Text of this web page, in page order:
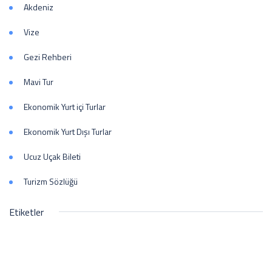
Akdeniz
Vize
Gezi Rehberi
Mavi Tur
Ekonomik Yurt içi Turlar
Ekonomik Yurt Dışı Turlar
Ucuz Uçak Bileti
Turizm Sözlüğü
Etiketler